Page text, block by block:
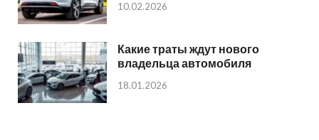
10.02.2026
Какие траты ждут нового
владельца автомобиля
18.01.2026